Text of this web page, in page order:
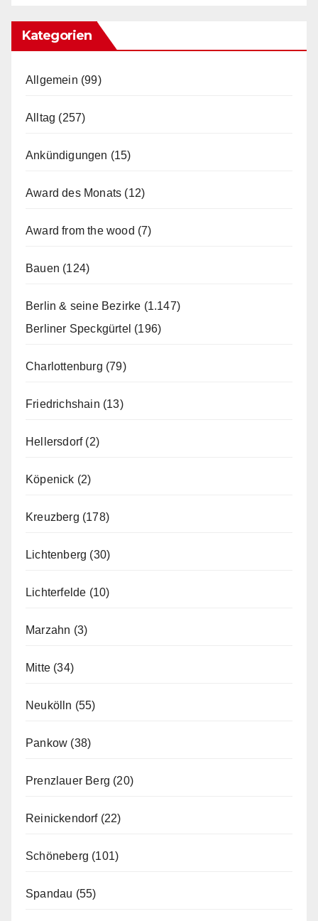
Kategorien
Allgemein (99)
Alltag (257)
Ankündigungen (15)
Award des Monats (12)
Award from the wood (7)
Bauen (124)
Berlin & seine Bezirke (1.147)
Berliner Speckgürtel (196)
Charlottenburg (79)
Friedrichshain (13)
Hellersdorf(2)
Köpenick (2)
Kreuzberg (178)
Lichtenberg (30)
Lichterfelde (10)
Marzahn (3)
Mitte (34)
Neukölln (55)
Pankow (38)
Prenzlauer Berg (20)
Reinickendorf(22)
Schöneberg (101)
Spandau (55)